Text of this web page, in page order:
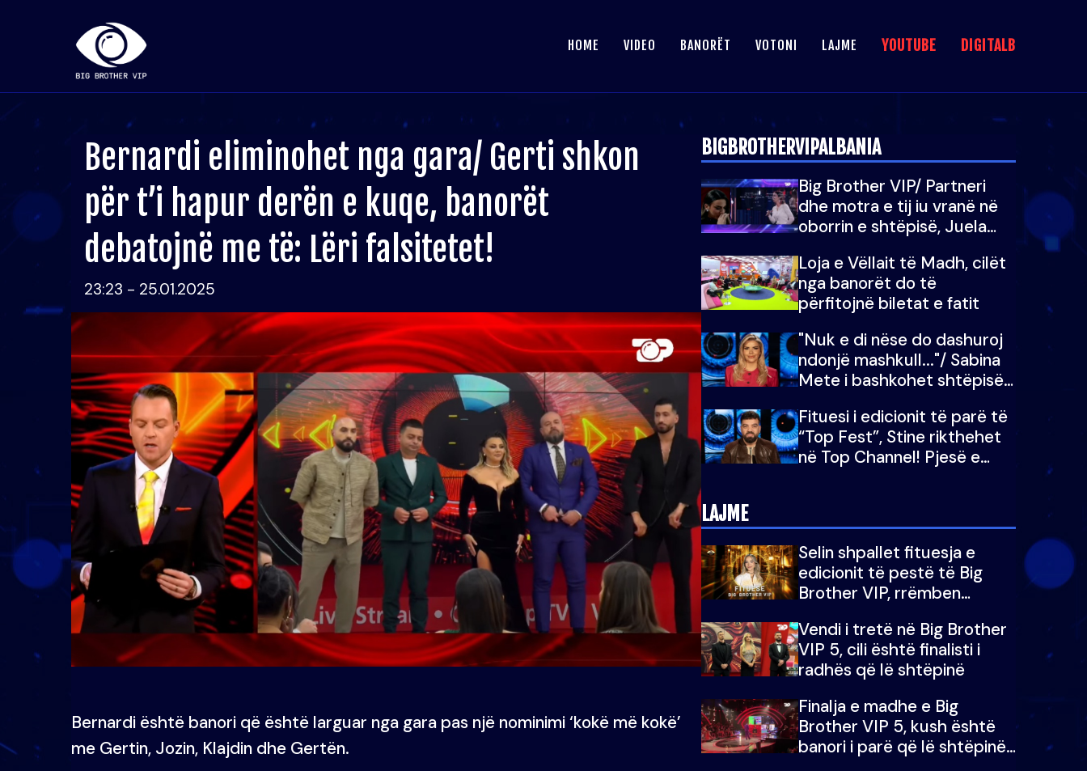
HOME VIDEO BANORËT VOTONI LAJME YOUTUBE DIGITALB
Bernardi eliminohet nga gara/ Gerti shkon
për t’i hapur derën e kuqe, banorët
debatojnë me të: Lëri falsitetet!
23:23 - 25.01.2025
Bernardi është banori që është larguar nga gara pas një nominimi ‘kokë më kokë’
me Gertin, Jozin, Klajdin dhe Gertën.
BIGBROTHERVIPALBANIA
Big Brother VIP/ Partneri
dhe motra e tij iu vranë në
oborrin e shtëpisë, Juela
e doja më jetën, do të
martoheshim, por zemra mu
copëtua
Loja e Vëllait të Madh, cilët
nga banorët do të
përfitojnë biletat e fatit
"Nuk e di nëse do dashuroj
ndonjë mashkull..."/ Sabina
Mete i bashkohet shtëpisë
Ëmbëlsira për në fund!
Fituesi i edicionit të parë të
“Top Fest”, Stine rikthehet
në Top Channel! Pjesë e
LAJME
Selin shpallet fituesja e
edicionit të pestë të Big
Brother VIP, rrëmben
mijë eurosh
Vendi i tretë në Big Brother
VIP 5, cili është finalisti i
radhës që lë shtëpinë
Finalja e madhe e Big
Brother VIP 5, kush është
banori i parë që lë shtëpinë